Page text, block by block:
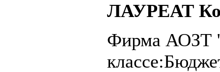
ЛАУРЕАТ
Фирма АОЗТ